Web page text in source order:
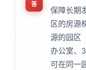
答
保障长期
区的房源
源的园区
办公室、
可在同一